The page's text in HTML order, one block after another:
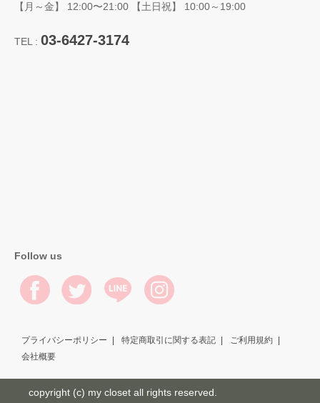
【月～金】 12:00〜21:00 【土日祝】 10:00～19:00
TEL : 03-6427-3174
Follow us
プライバシーポリシー 特定商取引に関する表記
ご利用規約
会社概要
copyright (c) my closet all rights reserved.